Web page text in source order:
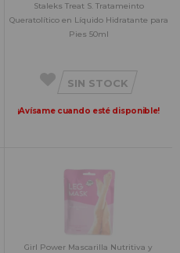
Staleks Treat S. Tratameinto
Queratolítico en Líquido Hidratante para
Pies 50ml
SIN STOCK
¡Avísame cuando esté disponible!
Girl Power Mascarilla Nutritiva y